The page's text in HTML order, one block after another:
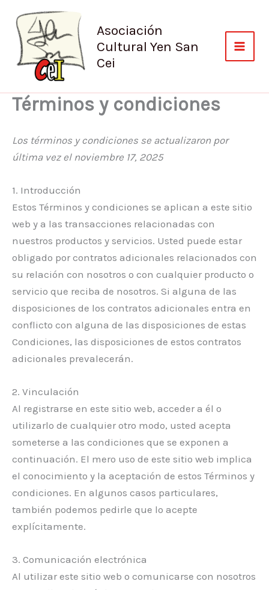
contenido
Asociación
Cultural Yen San
Cei
Términos y condiciones
Los términos y condiciones se actualizaron por
última vez el noviembre 17, 2025
1. Introducción
Estos Términos y condiciones se aplican a este sitio
web y a las transacciones relacionadas con
nuestros productos y servicios. Usted puede estar
obligado por contratos adicionales relacionados con
su relación con nosotros o con cualquier producto o
servicio que reciba de nosotros. Si alguna de las
disposiciones de los contratos adicionales entra en
conflicto con alguna de las disposiciones de estas
Condiciones, las disposiciones de estos contratos
adicionales prevalecerán.
2. Vinculación
Al registrarse en este sitio web, acceder a él o
utilizarlo de cualquier otro modo, usted acepta
someterse a las condiciones que se exponen a
continuación. El mero uso de este sitio web implica
el conocimiento y la aceptación de estos Términos y
condiciones. En algunos casos particulares,
también podemos pedirle que lo acepte
explícitamente.
3. Comunicación electrónica
Al utilizar este sitio web o comunicarse con nosotros